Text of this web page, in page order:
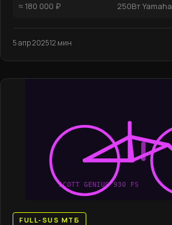
≈ 180 000 ₽ 250Вт Yamaha
5 апр 202512 мин
SCOTT GENIUS 930 FS
FULL-SUS МТБ